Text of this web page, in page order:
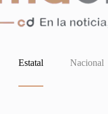
Estatal Nacional